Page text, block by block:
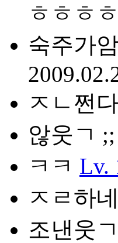
ㅎㅎㅎ
숙주가
ㅈㄴ쩐다
않웃ㄱ ;;
ㅋㅋ Lv.
ㅈㄹ하네
조낸웃